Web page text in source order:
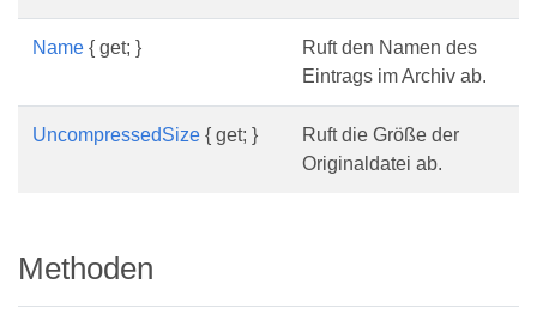
Name { get; }
Ruft den Namen des
Eintrags im Archiv ab.
UncompressedSize { get; }
Ruft die Größe der
Originaldatei ab.
Methoden